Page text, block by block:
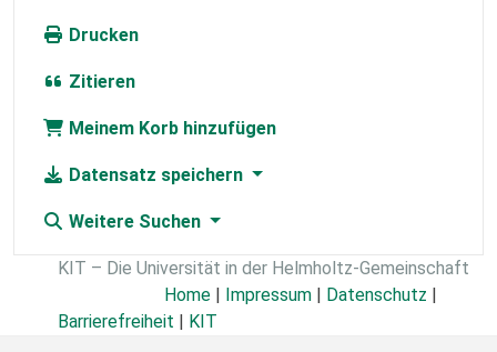
Drucken
Zitieren
Meinem Korb hinzufügen
Datensatz speichern
Weitere Suchen
KIT – Die Universität in der Helmholtz-Gemeinschaft
Home | Impressum | Datenschutz |
Barrierefreiheit | KIT